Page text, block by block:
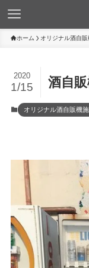
ホーム オリジナル酒自販
酒自
2020
1/15
オリジナル酒自販機